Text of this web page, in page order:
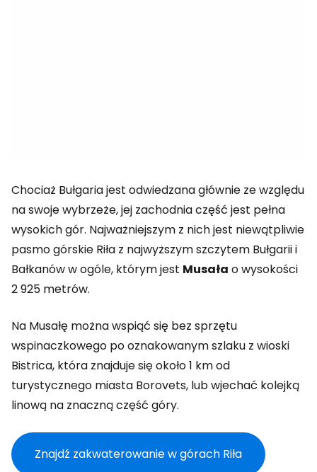
Chociaż Bułgaria jest odwiedzana głównie ze względu
na swoje wybrzeże, jej zachodnia część jest pełna
wysokich gór. Najważniejszym z nich jest niewątpliwie
pasmo górskie Riła z najwyższym szczytem Bułgarii i
Bałkanów w ogóle, którym jest Musała o wysokości
2 925 metrów.
Na Musałę można wspiąć się bez sprzętu
wspinaczkowego po oznakowanym szlaku z wioski
Bistrica, która znajduje się około 1 km od
turystycznego miasta Borovets, lub wjechać kolejką
linową na znaczną część góry.
Znajdź zakwaterowanie w górach Riła